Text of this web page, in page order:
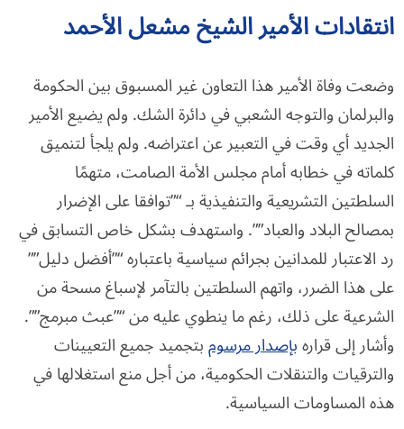
انتقاداتالأمير الشيخمشعل الأحمد
وضعت وفاة الأمير هذا التعاون غير المسبوق بين الحكومة
والبرلمان والتوجه الشعبي في دائرة الشك. ولم يضيع الأمير
الجديد أي وقت في التعبير عن اعتراضه. ولم يلجأ لتنميق
كلماته في خطابه أمام مجلس الأمة الصامت، متهمًا
السلطتين التشريعية والتنفيذية بـ “”توافقا على الإضرار
بمصالح البلاد والعباد””. واستهدف بشكل خاص التسابق في
رد الاعتبار للمدانين بجرائم سياسية باعتباره “”أفضل دليل””
على هذا الضرر، واتهم السلطتين بالتآمر لإسباغ مسحة من
الشرعية على ذلك، رغم ما ينطوي عليه من “”عبث مبرمج””.
وأشار إلى قرارهبإصدار مرسومبتجميد جميع التعيينات
والترقيات والتنقلات الحكومية، من أجل منع استغلالها في
هذه المساومات السياسية.